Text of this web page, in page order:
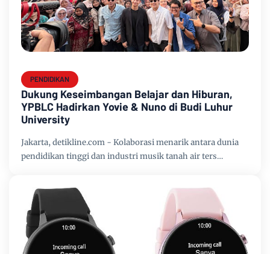
PENDIDIKAN
Dukung Keseimbangan Belajar dan Hiburan,
YPBLC Hadirkan Yovie & Nuno di Budi Luhur
University
Jakarta, detikline.com - Kolaborasi menarik antara dunia
pendidikan tinggi dan industri musik tanah air ters…